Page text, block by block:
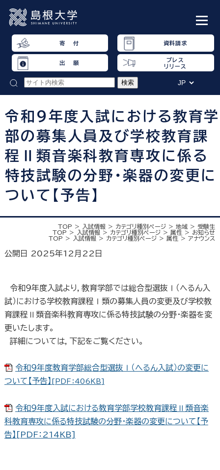
寄 付 資料請求
出 願
プレス
リリース
令和９年度入試における教育学
部の募集人員及び学校教育課
程Ⅱ類音楽科教育専攻に係る
特技試験の分野・楽器の変更に
ついて【予告】
TOP 入試情報 カテゴリ種別ページ 地域
受験生
TOP
入試情報 カテゴリ種別ページ 属性
お知らせ
TOP
入試情報 カテゴリ種別ページ 属性 アナウンス
公開日 2025年12月22日
令和９年度入試より，教育学部では総合型選抜Ⅰ（へるん入
試）における学校教育課程Ⅰ類の募集人員の変更及び学校教
育課程Ⅱ類音楽科教育専攻に係る特技試験の分野・楽器を変
更いたします。
詳細については，下記をご覧ください。
令和９年度教育学部総合型選抜Ⅰ（へるん入試）の変更に
ついて【予告】 [PDF：406KB]
令和９年度入試における教育学部学校教育課程Ⅱ類音楽
科教育専攻に係る特技試験の分野・楽器の変更について【予
告】[PDF：214KB]